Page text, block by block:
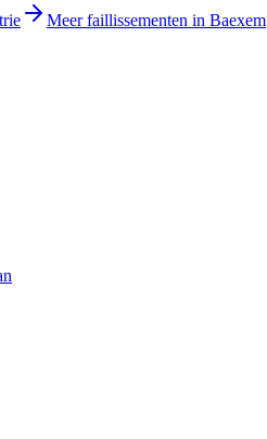
Meer faillissementen in Baexem